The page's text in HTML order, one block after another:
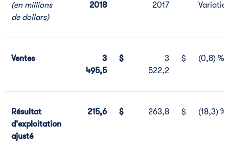
(en millions
de dollars)
2018 2017
Ventes
3
495,5
$
3
522,2
$ (0,8) %
Résultat
d'exploitation
ajusté
215,6 $ 263,8 $ (18,3) %